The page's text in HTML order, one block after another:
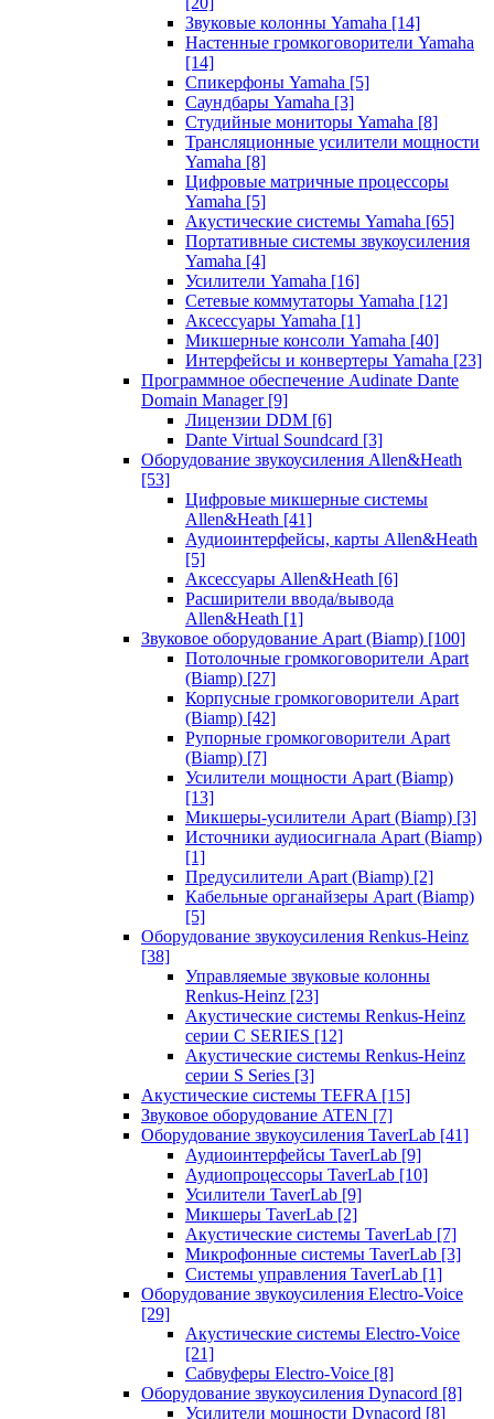
Звуковые колонны Yamaha [14]
Настенные громкоговорители Yamaha
[14]
Спикерфоны Yamaha [5]
Саундбары Yamaha [3]
Студийные мониторы Yamaha [8]
Трансляционные усилители мощности
Yamaha [8]
Цифровые матричные процессоры
Yamaha [5]
Акустические системы Yamaha [65]
Портативные системы звукоусиления
Yamaha [4]
Усилители Yamaha [16]
Сетевые коммутаторы Yamaha [12]
Аксессуары Yamaha [1]
Микшерные консоли Yamaha [40]
Интерфейсы и конвертеры Yamaha [23]
Программное обеспечение Audinate Dante
Domain Manager [9]
Лицензии DDM [6]
Dante Virtual Soundcard [3]
Оборудование звукоусиления Allen&Heath
[53]
Цифровые микшерные системы
Allen&Heath [41]
Аудиоинтерфейсы, карты Allen&Heath
[5]
Аксессуары Allen&Heath [6]
Расширители ввода/вывода
Allen&Heath [1]
Звуковое оборудование Apart (Biamp) [100]
Потолочные громкоговорители Apart
(Biamp) [27]
Корпусные громкоговорители Apart
(Biamp) [42]
Рупорные громкоговорители Apart
(Biamp) [7]
Усилители мощности Apart (Biamp)
[13]
Микшеры-усилители Apart (Biamp) [3]
Источники аудиосигнала Apart (Biamp)
[1]
Предусилители Apart (Biamp) [2]
Кабельные органайзеры Apart (Biamp)
[5]
Оборудование звукоусиления Renkus-Heinz
[38]
Управляемые звуковые колонны
Renkus-Heinz [23]
Акустические системы Renkus-Heinz
серии C SERIES [12]
Акустические системы Renkus-Heinz
серии S Series [3]
Акустические системы TEFRA [15]
Звуковое оборудование ATEN [7]
Оборудование звукоусиления TaverLab [41]
Аудиоинтерфейсы TaverLab [9]
Аудиопроцессоры TaverLab [10]
Усилители TaverLab [9]
Микшеры TaverLab [2]
Акустические системы TaverLab [7]
Микрофонные системы TaverLab [3]
Системы управления TaverLab [1]
Оборудование звукоусиления Electro-Voice
[29]
Акустические системы Electro-Voice
[21]
Сабвуферы Electro-Voice [8]
Оборудование звукоусиления Dynacord [8]
Усилители мощности Dynacord [8]